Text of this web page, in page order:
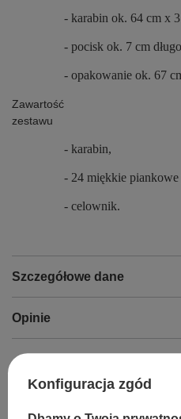
- karabin ok. 64 cm x
- pocisk ok. 7 cm
- opakowanie ok. 67
Zawartość
zestawu
- karabin,
- 24 miękkie
- celownik.
Szczegółowe dane
Opinie
Konfiguracja zgód